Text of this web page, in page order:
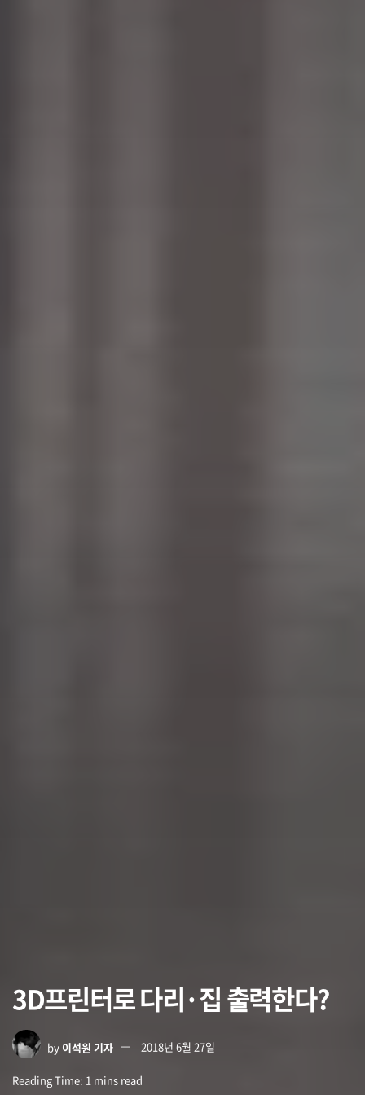
3D프린터로 다리·집 출력한다?
by 이석원 기자 2018년 6월 27일
Reading Time: 1 mins read